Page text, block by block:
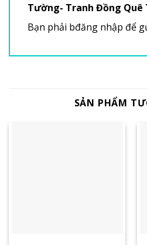
Tường- Tranh Đồng Quê
Bạn phải bđăng nhập để
SẢN PHẨM